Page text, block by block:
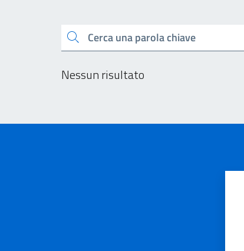
Cerca una parola chiave
Nessun risultato